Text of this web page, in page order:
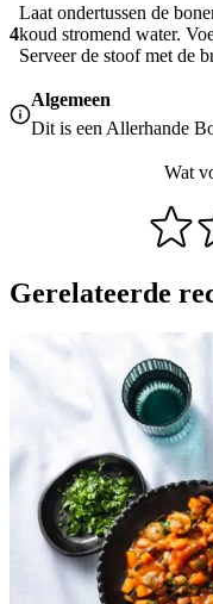
4
Laat ondertussen de
koud stromend water.
Serveer de stoof met de
Algemeen
Dit is een Allerhande
Wat
Gerelateerde